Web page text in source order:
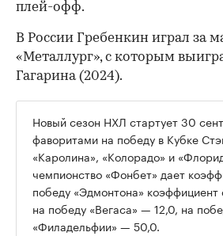
плей-офф.
00:00 / 00:00
В России Гребенкин играл за
«Металлург», с которым
Гагарина (2024).
Новый сезон НХЛ стартует 30
фаворитами на победу в Кубке
«Каролина», «Колорадо» и
чемпионство «Фонбет» дает
победу «Эдмонтона» коэффициент
на победу «Вегаса» — 12,0, на
«Филадельфии» — 50,0.